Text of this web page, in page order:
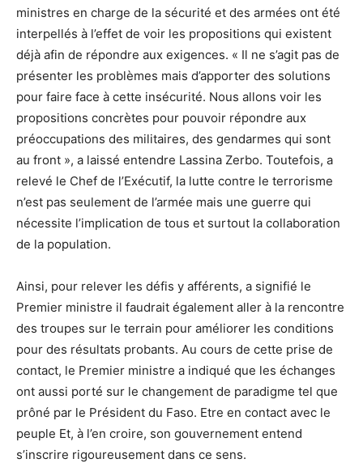
ministres en charge de la sécurité et des armées ont été
interpellés à l’effet de voir les propositions qui existent
déjà afin de répondre aux exigences. « Il ne s’agit pas de
présenter les problèmes mais d’apporter des solutions
pour faire face à cette insécurité. Nous allons voir les
propositions concrètes pour pouvoir répondre aux
préoccupations des militaires, des gendarmes qui sont
au front », a laissé entendre Lassina Zerbo. Toutefois, a
relevé le Chef de l’Exécutif, la lutte contre le terrorisme
n’est pas seulement de l’armée mais une guerre qui
nécessite l’implication de tous et surtout la collaboration
de la population.
Ainsi, pour relever les défis y afférents, a signifié le
Premier ministre il faudrait également aller à la rencontre
des troupes sur le terrain pour améliorer les conditions
pour des résultats probants. Au cours de cette prise de
contact, le Premier ministre a indiqué que les échanges
ont aussi porté sur le changement de paradigme tel que
prôné par le Président du Faso. Etre en contact avec le
peuple Et, à l’en croire, son gouvernement entend
s’inscrire rigoureusement dans ce sens.